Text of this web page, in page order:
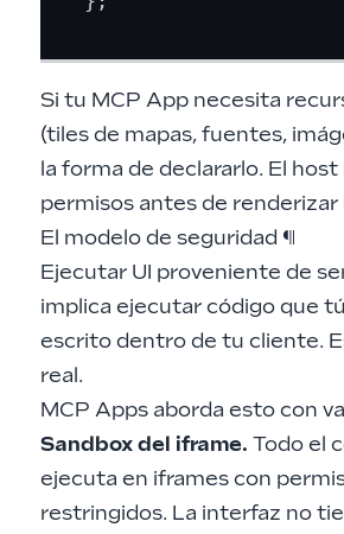
Si tu MCP App necesita
(tiles de mapas, fuentes,
la forma de declararlo. El
permisos antes de renderizar
El modelo de seguridad ¶
Ejecutar UI proveniente de
implica ejecutar código que
escrito dentro de tu cliente.
real.
MCP Apps aborda esto con
Sandbox del iframe. Todo el
ejecuta en iframes con
restringidos. La interfaz no